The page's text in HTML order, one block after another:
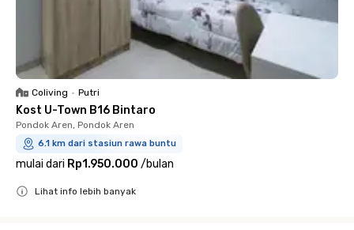
Coliving • Putri
Kost U-Town B16 Bintaro
Pondok Aren, Pondok Aren
6.1 km dari stasiun rawa buntu
mulai dari Rp1.950.000 /bulan
Lihat info lebih banyak